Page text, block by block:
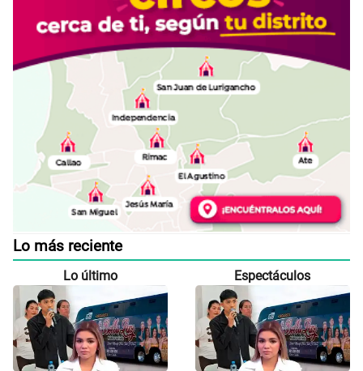
Lo más reciente
Lo último Espectáculos